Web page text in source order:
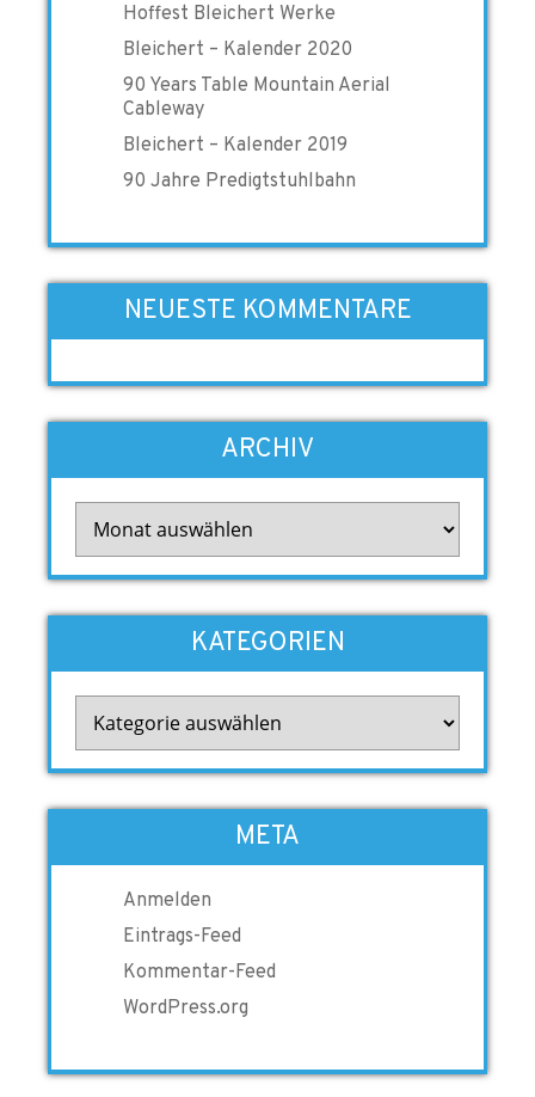
Hoffest Bleichert Werke
Bleichert – Kalender 2020
90 Years Table Mountain Aerial
Cableway
Bleichert – Kalender 2019
90 Jahre Predigtstuhlbahn
NEUESTE KOMMENTARE
ARCHIV
KATEGORIEN
META
Anmelden
Eintrags-Feed
Kommentar-Feed
WordPress.org